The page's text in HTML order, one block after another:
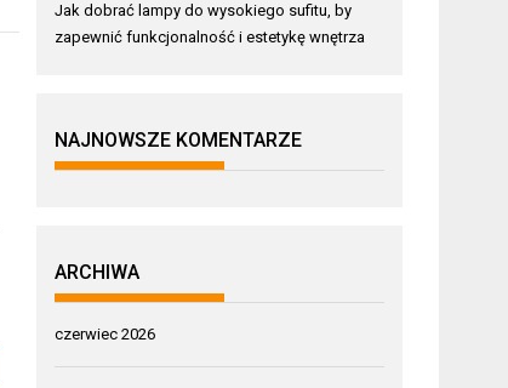
Jak dobrać lampy do wysokiego sufitu, by
zapewnić funkcjonalność i estetykę wnętrza
NAJNOWSZE KOMENTARZE
ARCHIWA
czerwiec 2026